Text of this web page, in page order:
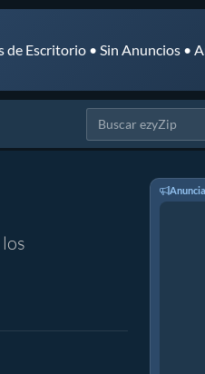
de Escritorio • Sin Anuncios •